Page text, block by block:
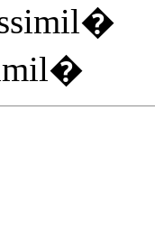
�
�